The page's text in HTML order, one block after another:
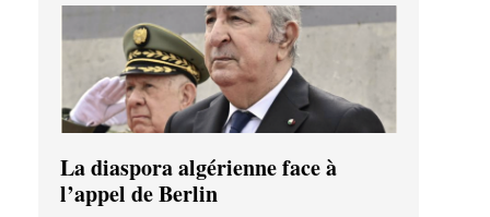
La diaspora algérienne face à
l’appel de Berlin